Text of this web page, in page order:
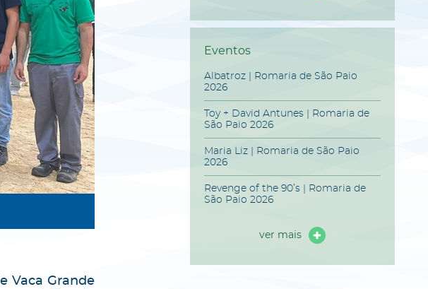
Vaca Grande
Eventos
Albatroz | Romaria de São Paio
2026
Toy + David Antunes | Romaria de
São Paio 2026
Maria Liz | Romaria de São Paio
2026
Revenge of the 90’s | Romaria de
São Paio 2026
ver mais